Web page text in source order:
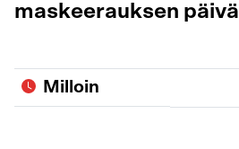
maskeerauksen
Milloin